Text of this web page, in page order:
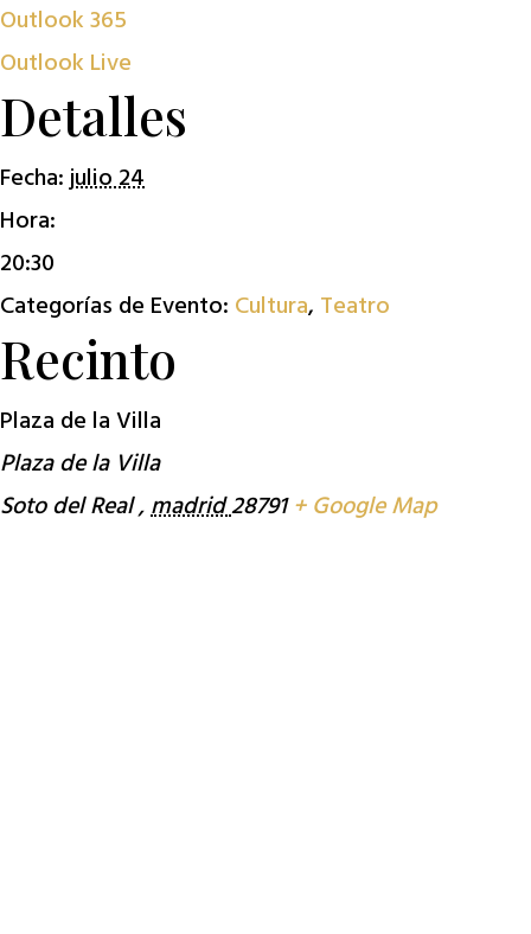
Outlook 365
Outlook Live
Detalles
Fecha:julio 24
Hora:
20:30
Categorías de Evento: Cultura, Teatro
Recinto
Plaza de la Villa
Plaza de la Villa
Soto del Real,madrid28791 + Google Map